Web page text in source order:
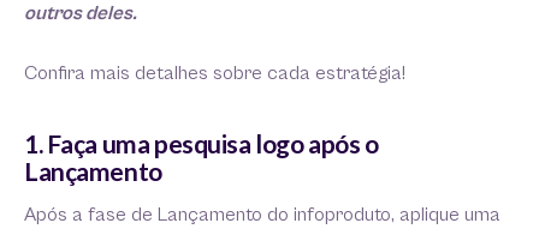
outros deles.
Confira mais detalhes sobre cada estratégia!
1. Faça uma pesquisa logo após o
Lançamento
Após a fase de Lançamento do infoproduto, aplique uma